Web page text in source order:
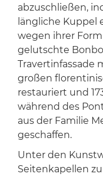
abzuschließen,
längliche Kuppel
wegen ihrer Form
gelutschte
Travertinfassade
großen
restauriert und
während des
aus der Familie
geschaffen.
Unter den
Seitenkapellen